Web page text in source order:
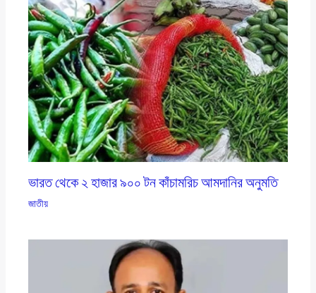
ভারত থেকে ২ হাজার ৯০০ টন কাঁচামরিচ আমদানির অনুমতি
জাতীয়